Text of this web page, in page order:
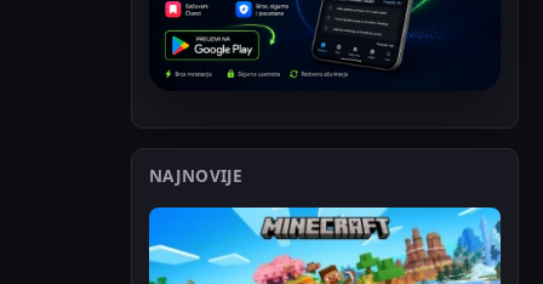
NAJNOVIJE